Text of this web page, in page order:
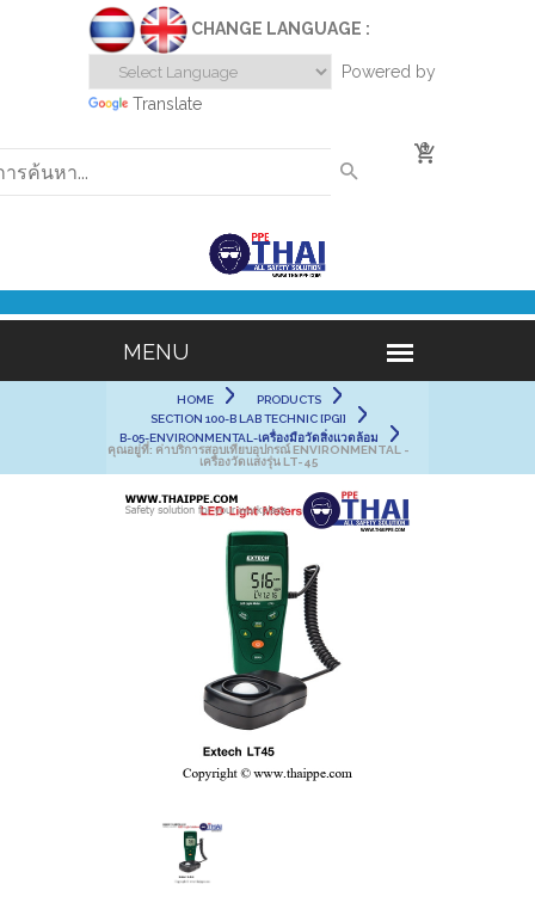
CHANGE LANGUAGE :
Powered by
Translate
0
HOME
PRODUCTS
SECTION 100-B LAB TECHNIC [PGI]
B-05-ENVIRONMENTAL-เครื่องมือวัดสิ่งแวดล้อม
คุณอยู่ที่: ค่าบริการสอบเทียบอุปกรณ์ ENVIRONMENTAL -
เครื่องวัดแสงรุ่น LT-45